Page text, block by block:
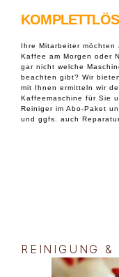
Ihre Mitarbeiter
Kaffee am Morgen oder
gar nicht welche
beachten gibt? Wir
mit Ihnen ermitteln wir
Kaffeemaschine für Sie
Reiniger im Abo-Paket
und ggfs. auch
REINIGUNG &